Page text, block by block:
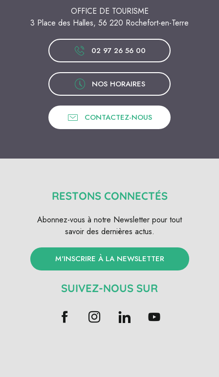
OFFICE DE TOURISME
3 Place des Halles, 56 220 Rochefort-en-Terre
02 97 26 56 00
NOS HORAIRES
CONTACTEZ-NOUS
RESTONS CONNECTÉS
Abonnez-vous à notre Newsletter pour tout
savoir des dernières actus.
M'INSCRIRE À LA NEWSLETTER
SUIVEZ-NOUS SUR